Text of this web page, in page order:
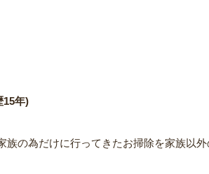
15年)
族の為だけに行ってきたお掃除を家族以